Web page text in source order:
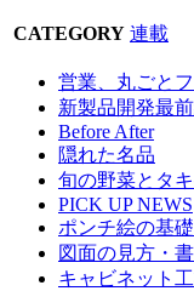
CATEGORY 連載
営業、丸ごと
新製品開発最
Before After
隠れた名品
旬の野菜とタ
PICK UP NEWS
ポンチ絵の基
図面の見方・
キャビネット